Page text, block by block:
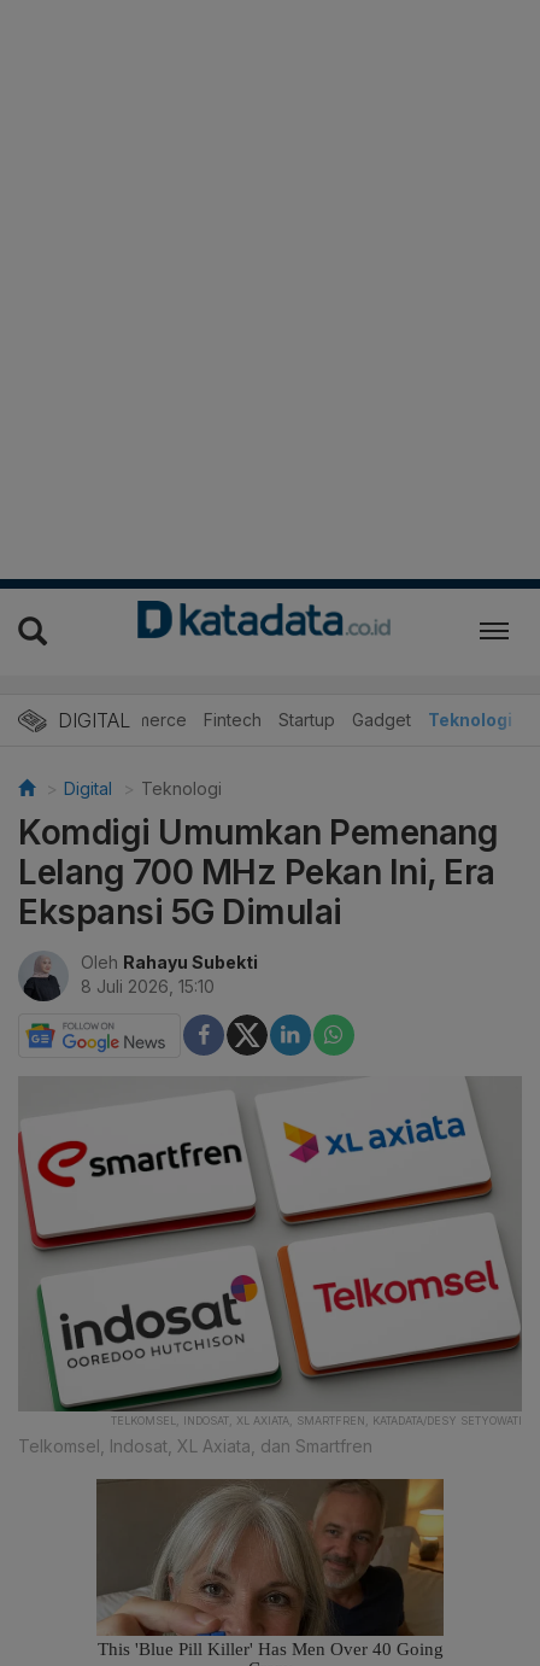
DIGITAL
E-Commerce Fintech Startup Gadget Teknologi
Digital Teknologi
Komdigi Umumkan Pemenang
Lelang 700 MHz Pekan Ini, Era
Ekspansi 5G Dimulai
Oleh Rahayu Subekti
8 Juli 2026, 15:10
TELKOMSEL, INDOSAT, XL AXIATA, SMARTFREN, KATADATA/DESY SETYOWATI
Telkomsel, Indosat, XL Axiata, dan Smartfren